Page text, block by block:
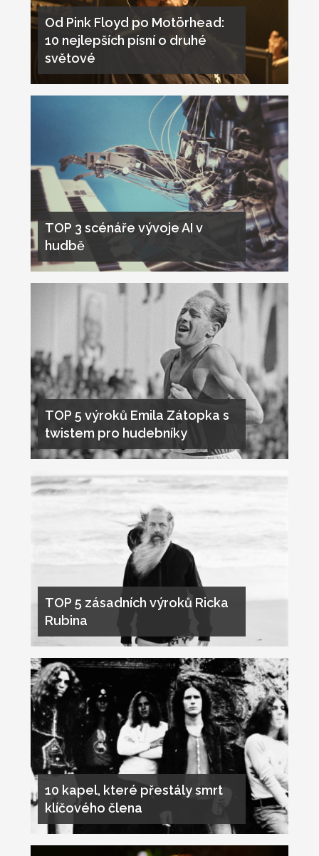
Od Pink Floyd po Motörhead:
10 nejlepších písní o druhé
světové
TOP 3 scénáře vývoje AI v
hudbě
TOP 5 výroků Emila Zátopka s
twistem pro hudebníky
TOP 5 zásadních výroků Ricka
Rubina
10 kapel, které přestály smrt
klíčového člena